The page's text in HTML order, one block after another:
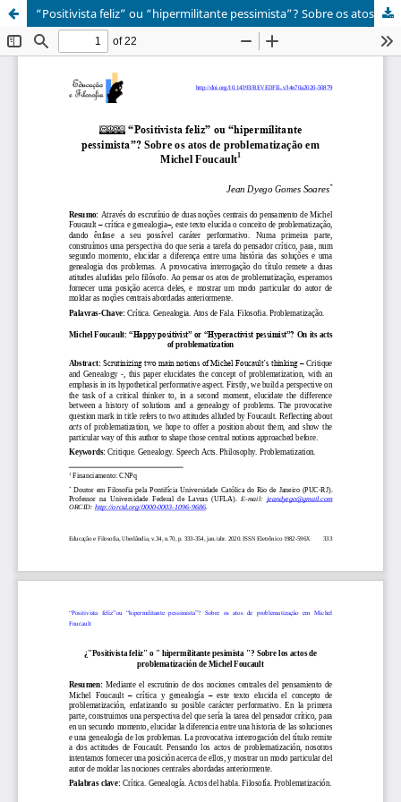
“Positivista feliz” ou “hipermilitante pessimista”? Sobre os atos de problematização em Michel Foucault